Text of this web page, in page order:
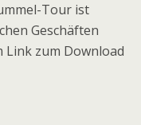
Tour ist
Geschäften
zum Download